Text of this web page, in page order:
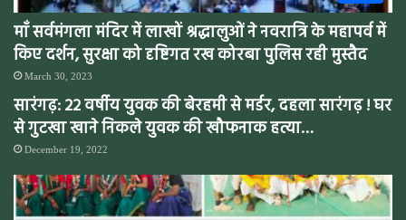
माँ सर्वमंगला मंदिर में लाखों श्रद्धालुओं ने नवरात्रि के महापर्व में
किए दर्शन, सुरक्षा को दृष्टिगत रख कोरबा पुलिस रही मुस्तैद
March 30, 2023
सारंगढ़: 22 वर्षीय युवक की बेरहमी से मर्डर, दहला सारंगढ़ ! घर
से गुटखा खाने निकले युवक की खौफनाक हत्या…
December 19, 2022